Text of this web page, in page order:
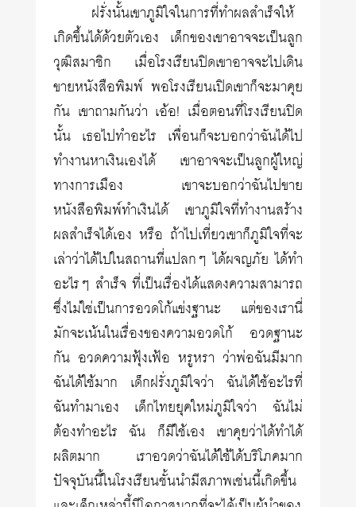
ฝรั่งนั้นเขาภูมิใจในการที่ทำผลสำเร็จให้
เกิดขึ้นได้ด้วยตัวเอง เด็กของเขาอาจจะเป็นลูก
วุฒิสมาชิก เมื่อโรงเรียนปิดเขาอาจจะไปเดิน
ขายหนังสือพิมพ์ พอโรงเรียนเปิดเขาก็จะมาคุย
กัน เขาถามกันว่า เอ้อ! เมื่อตอนที่โรงเรียนปิด
นั้น เธอไปทำอะไร เพื่อนก็จะบอกว่าฉันได้ไป
ทำงานหาเงินเองได้ เขาอาจจะเป็นลูกผู้ใหญ่
ทางการเมือง เขาจะบอกว่าฉันไปขาย
หนังสือพิมพ์ทำเงินได้ เขาภูมิใจที่ทำงานสร้าง
ผลสำเร็จได้เอง หรือ ถ้าไปเที่ยวเขาก็ภูมิใจที่จะ
เล่าว่าได้ไปในสถานที่แปลกๆ ได้ผจญภัย ได้ทำ
อะไรๆ สำเร็จ ที่เป็นเรื่องได้แสดงความสามารถ
ซึ่งไม่ใช่เป็นการอวดโก้แข่งฐานะ แต่ของเรานี่
มักจะเน้นในเรื่องของความอวดโก้ อวดฐานะ
กัน อวดความฟุ้งเฟ้อ หรูหรา ว่าพ่อฉันมีมาก
ฉันได้ใช้มาก เด็กฝรั่งภูมิใจว่า ฉันได้ใช้อะไรที่
ฉันทำมาเอง เด็กไทยยุคใหม่ภูมิใจว่า ฉันไม่
ต้องทำอะไร ฉัน ก็มีใช้เอง เขาคุยว่าได้ทำได้
ผลิตมาก เราอวดว่าฉันได้ใช้ได้บริโภคมาก
ปัจจุบันนี้ในโรงเรียนชั้นนำมีสภาพเช่นนี้เกิดขึ้น